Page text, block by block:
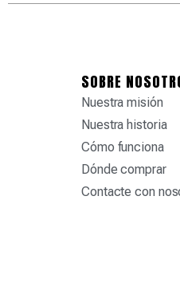
SOBRE
Nuestra misión
Nuestra historia
Cómo funciona
Dónde comprar
Contacte con